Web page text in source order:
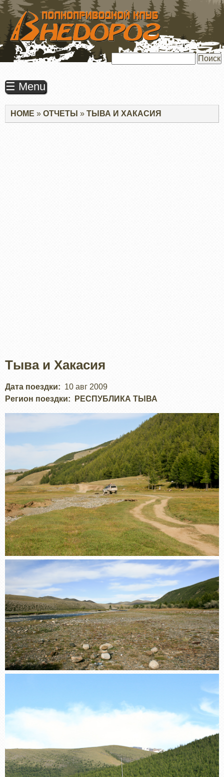
ПЕРЕЙТИ
ОСНОВНОМУ
СОДЕРЖАНИЮ
☰ Menu
Строка
навигации
HOME ОТЧЕТЫ ТЫВА И ХАКАСИЯ
Тыва и Хакасия
Дата поездки
10 авг 2009
Регион поездки
РЕСПУБЛИКА ТЫВА